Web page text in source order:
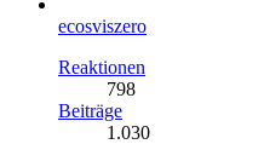
ecosviszero
Reaktionen
798
Beiträge
1.030